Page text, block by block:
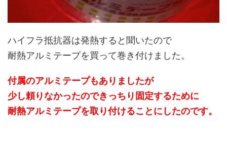
ハイフラ抵抗器は発熱すると聞いたので
耐熱アルミテープを買って巻き付けました。
付属のアルミテープもありましたが
少し頼りなかったのできっちり固定するために
耐熱アルミテープを取り付けることにしたのです。